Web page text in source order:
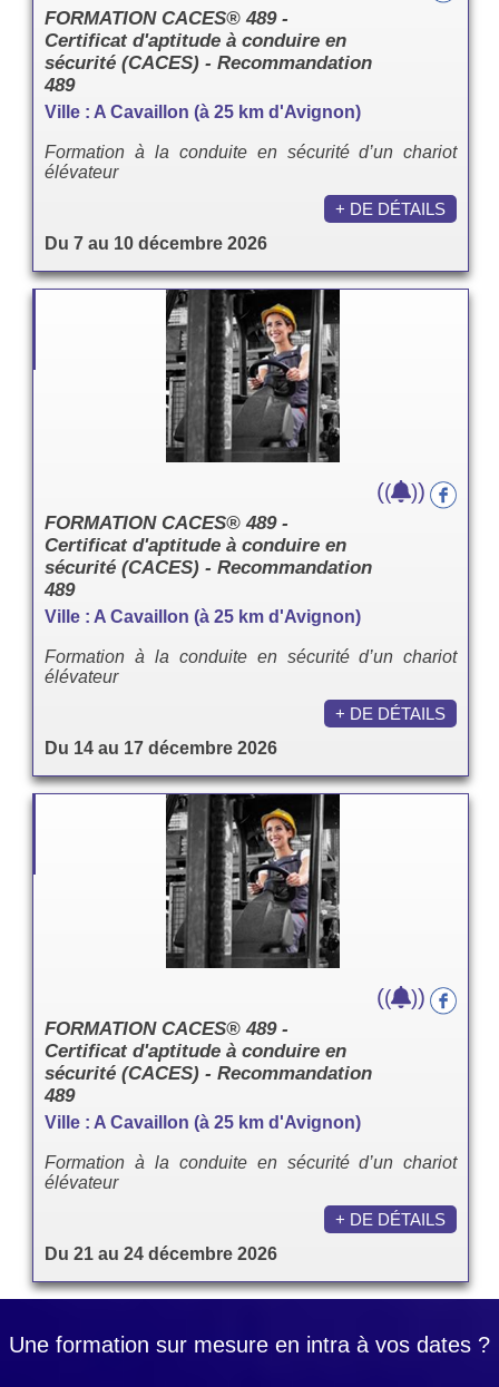
FORMATION CACES® 489 -
Certificat d'aptitude à conduire en
sécurité (CACES) - Recommandation
489
Ville : A Cavaillon (à 25 km d'Avignon)
Formation à la conduite en sécurité d’un chariot
élévateur
Du 7 au 10 décembre 2026
+ DE DÉTAILS
FORMATION CACES® 489 -
Certificat d'aptitude à conduire en
sécurité (CACES) - Recommandation
489
Ville : A Cavaillon (à 25 km d'Avignon)
Formation à la conduite en sécurité d’un chariot
élévateur
Du 14 au 17 décembre 2026
(( ))
+ DE DÉTAILS
FORMATION CACES® 489 -
Certificat d'aptitude à conduire en
sécurité (CACES) - Recommandation
489
Ville : A Cavaillon (à 25 km d'Avignon)
Formation à la conduite en sécurité d’un chariot
élévateur
Du 21 au 24 décembre 2026
(( ))
+ DE DÉTAILS
Une formation sur mesure en intra à vos dates ?